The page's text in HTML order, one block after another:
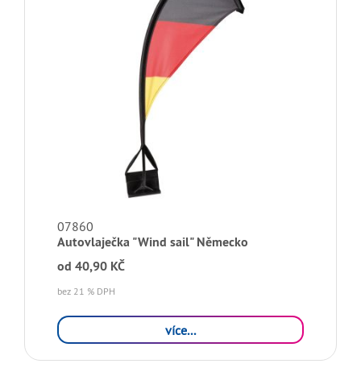
07860
Autovlaječka "Wind sail" Německo
od 40,90 KČ
bez 21 % DPH
více...